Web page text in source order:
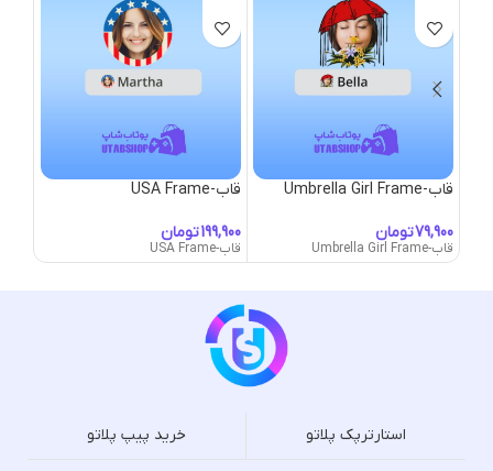
قاب-Umbrella Girl Frame
تومان
قاب-Umbrella Girl Frame
قاب-USA Frame
تومان
قاب-USA Frame
استارترپک پلاتو خرید پیپ پلاتو